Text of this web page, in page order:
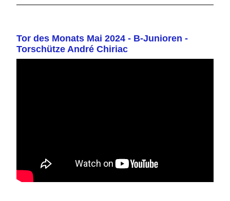
Tor des Monats Mai 2024 - B-Junioren -
Torschütze André Chiriac